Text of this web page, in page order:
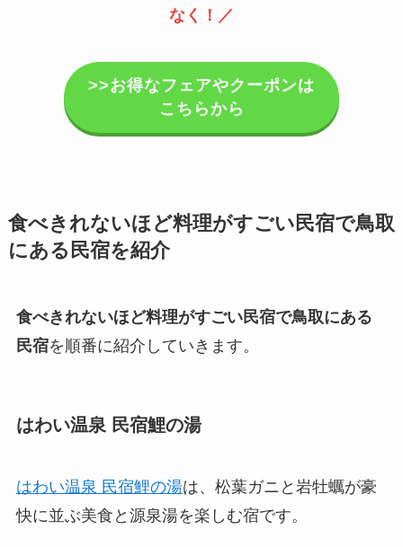
なく！／
>>お得なフェアやクーポンは
こちらから
食べきれないほど料理がすごい民宿で鳥取
にある民宿を紹介
食べきれないほど料理がすごい民宿で鳥取にある
民宿を順番に紹介していきます。
はわい温泉 民宿鯉の湯
はわい温泉 民宿鯉の湯は、松葉ガニと岩牡蠣が豪
快に並ぶ美食と源泉湯を楽しむ宿です。